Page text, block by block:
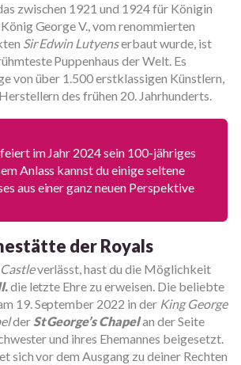
zwischen 1921 und 1924 für Königin
George V., vom renommierten
Sir Edwin Lutyenserbaut wurde, ist
Puppenhaus der Welt. Es
von über 1.500 erstklassigen Künstlern,
des frühen 20. Jahrhunderts.
im Jahr 2024 sein 100-jähriges
Anlass kannst du einige seltene
aus einer ganz neuen Perspektive
der Royals
verlässt, hast du die Möglichkeit
die letzte Ehre zu erweisen. Die beliebte
19. September 2022 in der King George
derSt George’s Chapelan der Seite
und ihres Ehemannes beigesetzt.
sich vor dem Ausgang zu deiner Rechten